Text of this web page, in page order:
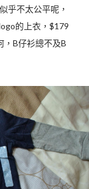
乎不太公平呢，
的上衣，$179
，B仔衫總不及B